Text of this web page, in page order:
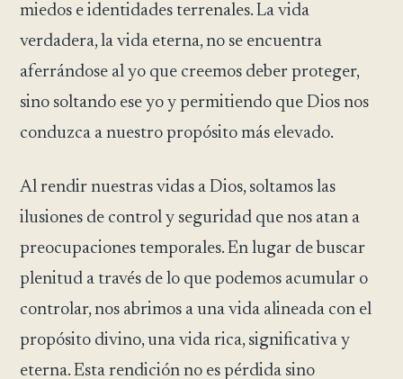
miedos e identidades terrenales. La vida
verdadera, la vida eterna, no se encuentra
aferrándose al yo que creemos deber proteger,
sino soltando ese yo y permitiendo que Dios nos
conduzca a nuestro propósito más elevado.
Al rendir nuestras vidas a Dios, soltamos las
ilusiones de control y seguridad que nos atan a
preocupaciones temporales. En lugar de buscar
plenitud a través de lo que podemos acumular o
controlar, nos abrimos a una vida alineada con el
propósito divino, una vida rica, significativa y
eterna. Esta rendición no es pérdida sino